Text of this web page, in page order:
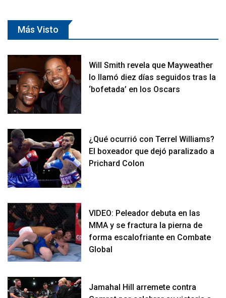
Más Visto
Will Smith revela que Mayweather
lo llamó diez días seguidos tras la
‘bofetada’ en los Oscars
¿Qué ocurrió con Terrel Williams?
El boxeador que dejó paralizado a
Prichard Colon
VIDEO: Peleador debuta en las
MMA y se fractura la pierna de
forma escalofriante en Combate
Global
Jamahal Hill arremete contra